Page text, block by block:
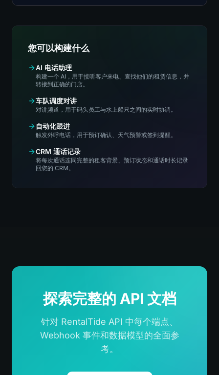
您可以构建什么
AI 电话助理
构建一个 AI，用于接听客户来电、查找他们的租赁信息，并
转接到正确的门店。
车队调度对讲
对讲频道，用于码头员工与水上船只之间的实时协调。
自动化跟进
触发外呼电话，用于预订确认、天气预警或签到提醒。
CRM 通话记录
将每次通话连同完整的租客背景、预订状态和通话时长记录
回您的 CRM。
探索完整的 API 文档
针对 RentalTide API 中每个端点、
Webhook 事件和数据模型的全面参
考。